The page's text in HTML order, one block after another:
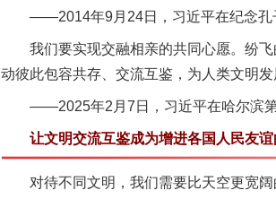
——2014年9月24日，习近平在纪念孔子
我们要实现交融相亲的共同心愿。纷飞
动彼此包容共存、交流互鉴，为人类文明发
——2025年2月7日，习近平在哈尔滨第
让文明交流互鉴成为增进各国人民友谊
对待不同文明，我们需要比天空更宽阔